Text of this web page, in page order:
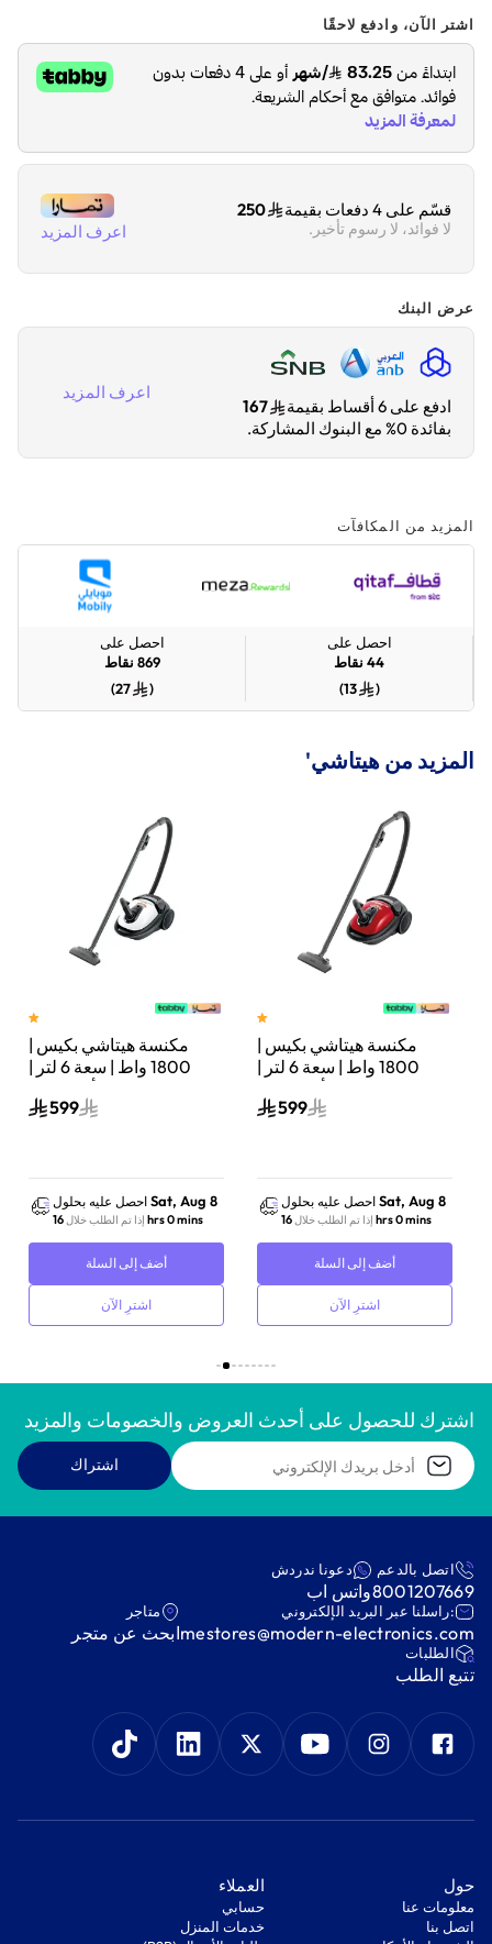
اشتر الآن، وادفع لاحقًا
قسّم على 4 دفعات بقيمة 250
لا فوائد، لا رسوم تأخير. اعرف المزيد
عرض البنك
ادفع على 6 أقساط بقيمة
167
بفائدة 0% مع البنوك المشاركة.
اعرف المزيد
المزيد من المكافآت
احصل على
44 نقاط
(
13
)
احصل على
869 نقاط
(
27
)
المزيد من هيتاشي'
مكنسة هيتاشي بكيس |
1800 واط | سعة 6 لتر |
599
احصل عليه بحلول Sat, Aug 8
إذا تم الطلب خلال 16 hrs 0 mins
أضف إلى السلة
اشترِ الآن
مكنسة هيتاشي بكيس |
1800 واط | سعة 6 لتر |
599
احصل عليه بحلول Sat, Aug 8
إذا تم الطلب خلال 16 hrs 0 mins
أضف إلى السلة
اشترِ الآن
اشترك للحصول على أحدث العروض والخصومات والمزيد
اشتراك
اتصل بالدعم
8001207669
دعونا ندردش
واتس اب
:راسلنا عبر البريد الإلكتروني
mestores@modern-electronics.com
متاجر
ابحث عن متجر
‫الطلبات‬
‫تتبع الطلب‬
‫حول‬
معلومات عنا
اتصل بنا
‫العملاء‬
‫حسابي‬
‫خدمات المنزل‬